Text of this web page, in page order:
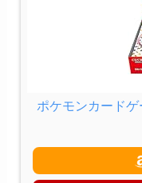
ポケモンカード